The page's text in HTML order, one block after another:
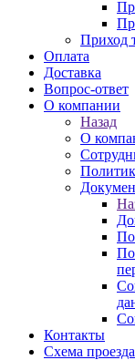
Приход
Оплата
Доставка
Вопрос-ответ
О компании
Назад
О
Контакты
Схема проезда